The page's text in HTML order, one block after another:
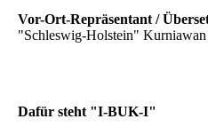
Vor-Ort-Repräsentant /
"Schleswig-Holstein"
Dafür steht "I-BUK-I"